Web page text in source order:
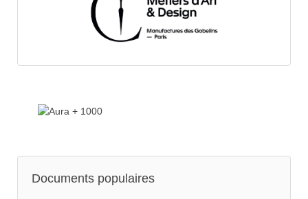
Documents populaires